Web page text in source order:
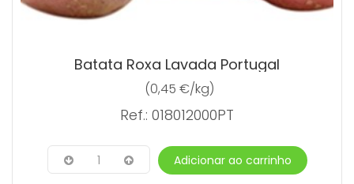
Batata Roxa Lavada Portugal
(0,45 €/kg)
Ref.: 018012000PT
1 Adicionar ao carrinho